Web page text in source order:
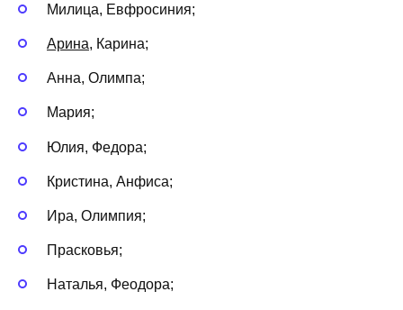
Милица, Евфросиния;
Арина, Карина;
Анна, Олимпа;
Мария;
Юлия, Федора;
Кристина, Анфиса;
Ира, Олимпия;
Прасковья;
Наталья, Феодора;